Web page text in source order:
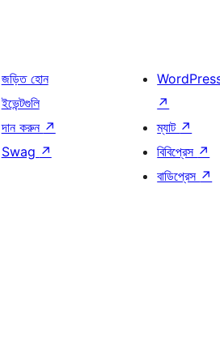
জড়িত হোন
ইভেন্টগুলি
দান করুন ↗
Swag ↗
↗
ম্যাট ↗
বিবিপ্রেস ↗
বাডিপ্রেস ↗